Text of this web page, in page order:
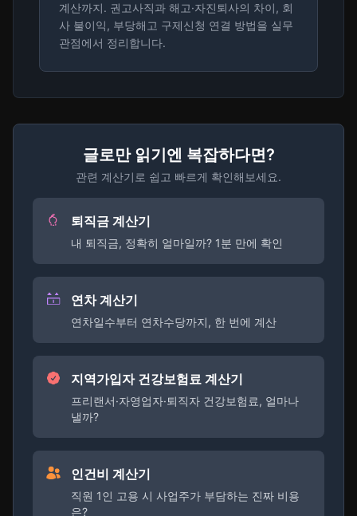
계산까지. 권고사직과 해고·자진퇴사의 차이, 회
사 불이익, 부당해고 구제신청 연결 방법을 실무
관점에서 정리합니다.
글로만 읽기엔 복잡하다면?
관련 계산기로 쉽고 빠르게 확인해보세요.
퇴직금 계산기
내 퇴직금, 정확히 얼마일까? 1분 만에 확인
연차 계산기
연차일수부터 연차수당까지, 한 번에 계산
지역가입자 건강보험료 계산기
프리랜서·자영업자·퇴직자 건강보험료, 얼마나
낼까?
인건비 계산기
직원 1인 고용 시 사업주가 부담하는 진짜 비용
은?